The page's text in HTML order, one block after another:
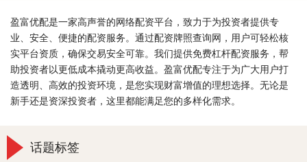
盈富优配是一家高声誉的网络配资平台，致力于为投资者提供专
业、安全、便捷的配资服务。通过配资牌照查询网，用户可轻松核
实平台资质，确保交易安全可靠。我们提供免费杠杆配资服务，帮
助投资者以更低成本撬动更高收益。盈富优配专注于为广大用户打
造透明、高效的投资环境，是您实现财富增值的理想选择。无论是
新手还是资深投资者，这里都能满足您的多样化需求。
话题标签